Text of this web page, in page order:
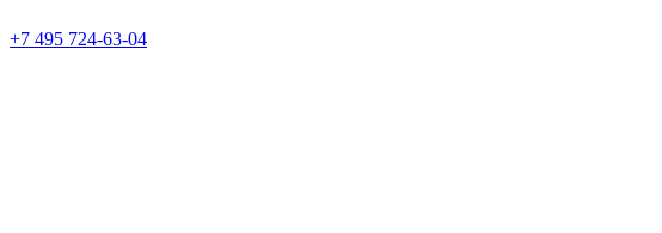
+7 495 724-63-04